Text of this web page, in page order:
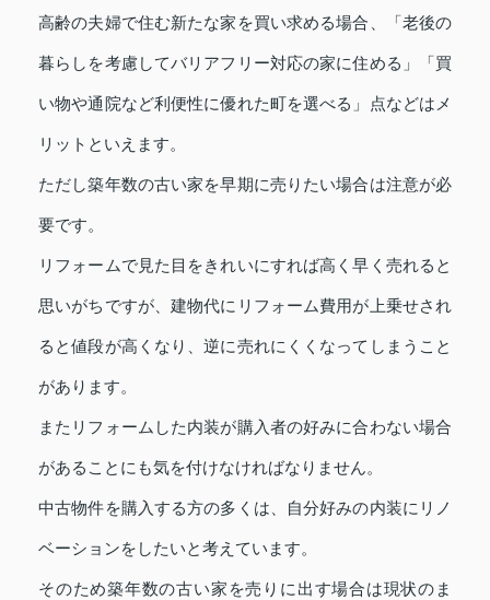
高齢の夫婦で住む新たな家を買い求める場合、「老後の
暮らしを考慮してバリアフリー対応の家に住める」「買
い物や通院など利便性に優れた町を選べる」点などはメ
リットといえます。
ただし築年数の古い家を早期に売りたい場合は注意が必
要です。
リフォームで見た目をきれいにすれば高く早く売れると
思いがちですが、建物代にリフォーム費用が上乗せされ
ると値段が高くなり、逆に売れにくくなってしまうこと
があります。
またリフォームした内装が購入者の好みに合わない場合
があることにも気を付けなければなりません。
中古物件を購入する方の多くは、自分好みの内装にリノ
ベーションをしたいと考えています。
そのため築年数の古い家を売りに出す場合は現状のま